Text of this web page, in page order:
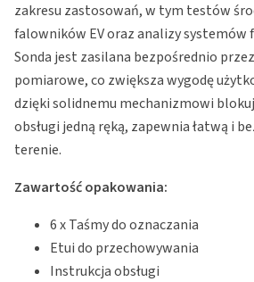
zakresu zastosowań, w tym testów
falowników EV oraz analizy
Sonda jest zasilana bezpośrednio
pomiarowe, co zwiększa wygodę
dzięki solidnemu mechanizmowi
obsługi jedną ręką, zapewnia łatwą i
terenie.
Zawartość opakowania:
6 x Taśmy do oznaczania
Etui do przechowywania
Instrukcja obsługi